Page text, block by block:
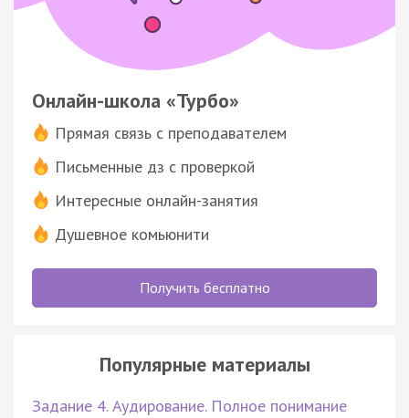
Онлайн-школа «Турбо»
Прямая связь с преподавателем
Письменные дз с проверкой
Интересные онлайн-занятия
Душевное комьюнити
Получить бесплатно
Популярные материалы
Задание 4. Аудирование. Полное понимание